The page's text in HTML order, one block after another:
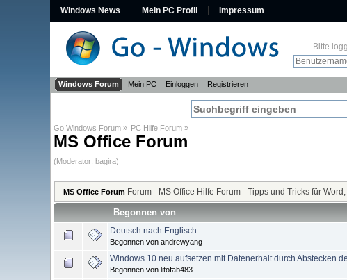
Windows News Mein PC Profil Impressum
Bitte
Windows Forum Mein PC Einloggen Registrieren
Go Windows Forum » PC Hilfe Forum »
MS Office Forum
(Moderator: bagira)
MS Office Forum Forum - MS Office Hilfe Forum - Tipps und Tricks für
Begonnen von
Deutsch nach Englisch
Begonnen von andrewyang
Windows 10 neu aufsetzen mit Datenerhalt durch Abstecken
Begonnen von litofab483